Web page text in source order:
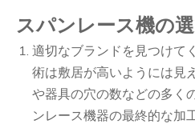
スパンレース機の
適切なブランドを見つけて
術は敷居が高いようには見
や器具の穴の数などの多く
ンレース機器の最終的な加